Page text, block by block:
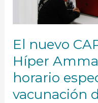
El nuevo
Híper
horario
vacunación
horario
especial
para
de
recién
nacidos